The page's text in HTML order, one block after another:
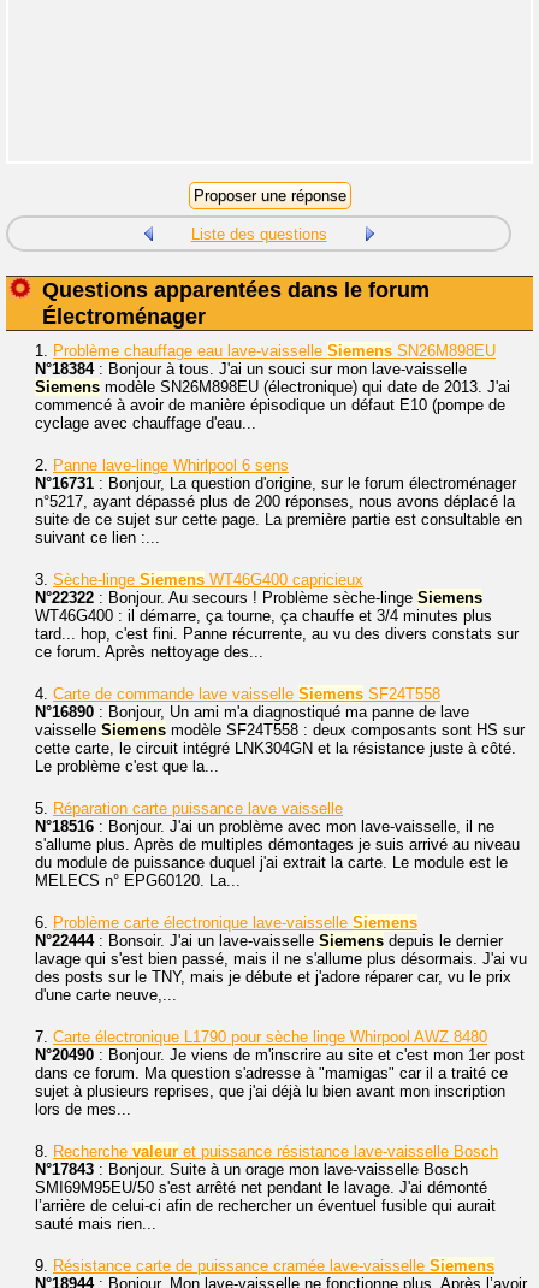
Liste des questions
Questions apparentées dans le forum
Électroménager
1. Problème chauffage eau lave-vaisselle Siemens SN26M898EU
N°18384: Bonjour à tous. J'ai un souci sur mon lave-vaisselle
Siemens modèle SN26M898EU (électronique) qui date de 2013. J'ai
commencé à avoir de manière épisodique un défaut E10 (pompe de
cyclage avec chauffage d'eau...
2. Panne lave-linge Whirlpool 6 sens
N°16731 : Bonjour, La question d'origine, sur le forum électroménager
n°5217, ayant dépassé plus de 200 réponses, nous avons déplacé la
suite de ce sujet sur cette page. La première partie est consultable en
suivant ce lien :...
3. Sèche-linge Siemens WT46G400 capricieux
N°22322 : Bonjour. Au secours ! Problème sèche-linge Siemens
WT46G400 : il démarre, ça tourne, ça chauffe et 3/4 minutes plus
tard... hop, c'est fini. Panne récurrente, au vu des divers constats sur
ce forum. Après nettoyage des...
4. Carte de commande lave vaisselle Siemens SF24T558
N°16890 : Bonjour, Un ami m'a diagnostiqué ma panne de lave
vaisselle Siemens modèle SF24T558 : deux composants sont HS sur
cette carte, le circuit intégré LNK304GN et la résistance juste à côté.
Le problème c'est que la...
5. Réparation carte puissance lave vaisselle
N°18516 : Bonjour. J'ai un problème avec mon lave-vaisselle, il ne
s'allume plus. Après de multiples démontages je suis arrivé au niveau
du module de puissance duquel j'ai extrait la carte. Le module est le
MELECS n° EPG60120. La...
6. Problème carte électronique lave-vaisselle Siemens
N°22444: Bonsoir. J'ai un lave-vaisselle Siemens depuis le dernier
lavage qui s'est bien passé, mais il ne s'allume plus désormais. J'ai vu
des posts sur le TNY, mais je débute et j'adore réparer car, vu le prix
d'une carte neuve,...
7. Carte électronique L1790 pour sèche linge Whirpool AWZ 8480
N°20490 : Bonjour. Je viens de m'inscrire au site et c'est mon 1er post
dans ce forum. Ma question s'adresse à "mamigas" car il a traité ce
sujet à plusieurs reprises, que j'ai déjà lu bien avant mon inscription
lors de mes...
8. Recherche valeur et puissance résistance lave-vaisselle Bosch
N°17843 : Bonjour. Suite à un orage mon lave-vaisselle Bosch
SMI69M95EU/50 s'est arrêté net pendant le lavage. J'ai démonté
l’arrière de celui-ci afin de rechercher un éventuel fusible qui aurait
sauté mais rien...
9. Résistance carte de puissance cramée lave-vaisselle Siemens
N°18944: Bonjour. Mon lave-vaisselle ne fonctionne plus. Après l’avoir